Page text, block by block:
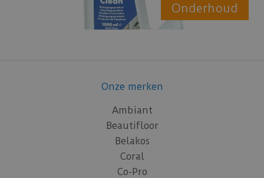
Onderhoud
Onze merken
Ambiant
Beautifloor
Belakos
Coral
Co-Pro